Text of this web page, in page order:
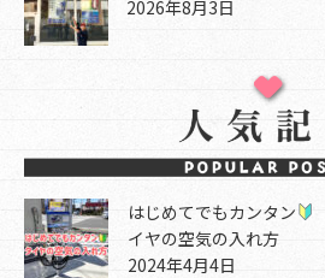
2026年8月3日
はじめてでもカンタン
イヤの空気の入れ方
2024年4月4日